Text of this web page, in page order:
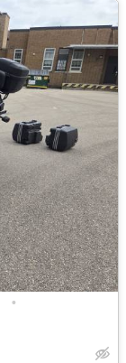
•